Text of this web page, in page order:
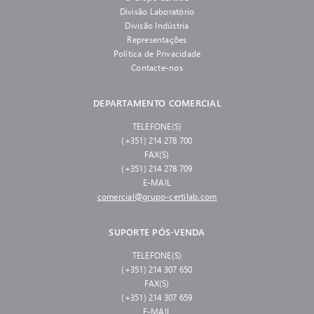
Divisão Laboratório
Divisão Indústria
Representações
Política de Privacidade
Contacte-nos
DEPARTAMENTO COMERCIAL
TELEFONE(S)
(+351) 214 278 700
FAX(S)
(+351) 214 278 709
E-MAIL
comercial@grupo-certilab.com
SUPORTE PÓS-VENDA
TELEFONE(S)
(+351) 214 307 650
FAX(S)
(+351) 214 307 659
E-MAIL